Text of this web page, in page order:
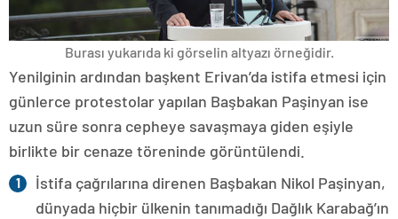
Burası yukarıda ki görselin altyazı örneğidir.
Yenilginin ardından başkent Erivan’da istifa etmesi için
günlerce protestolar yapılan Başbakan Paşinyan ise
uzun süre sonra cepheye savaşmaya giden eşiyle
birlikte bir cenaze töreninde görüntülendi.
İstifa çağrılarına direnen Başbakan Nikol Paşinyan,
dünyada hiçbir ülkenin tanımadığı Dağlık Karabağ’ın